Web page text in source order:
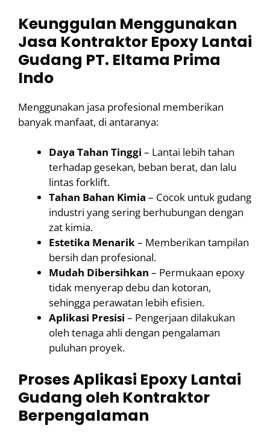
Keunggulan Menggunakan
Jasa Kontraktor Epoxy Lantai
Gudang PT. Eltama Prima
Indo
Menggunakan jasa profesional memberikan
banyak manfaat, di antaranya:
Daya Tahan Tinggi – Lantai lebih tahan
terhadap gesekan, beban berat, dan lalu
lintas forklift.
Tahan Bahan Kimia – Cocok untuk gudang
industri yang sering berhubungan dengan
zat kimia.
Estetika Menarik– Memberikan tampilan
bersih dan profesional.
Mudah Dibersihkan – Permukaan epoxy
tidak menyerap debu dan kotoran,
sehingga perawatan lebih efisien.
Aplikasi Presisi – Pengerjaan dilakukan
oleh tenaga ahli dengan pengalaman
puluhan proyek.
Proses Aplikasi Epoxy Lantai
Gudang oleh Kontraktor
Berpengalaman